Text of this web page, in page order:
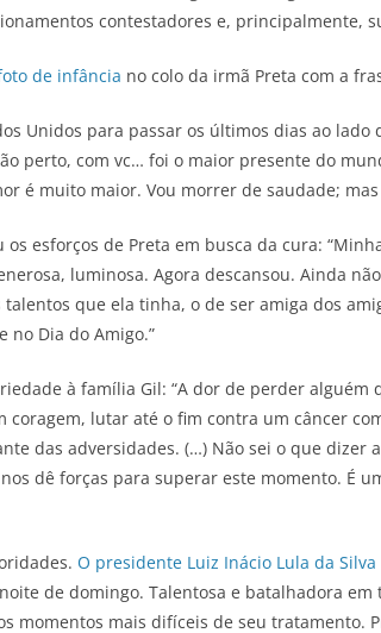
contestadores e, principalmente,
de infância no colo da irmã Preta com a
Unidos para passar os últimos dias ao lado
perto, com vc… foi o maior presente do
é muito maior. Vou morrer de saudade;
esforços de Preta em busca da cura:
luminosa. Agora descansou. Ainda
que ela tinha, o de ser amiga dos
no Dia do Amigo.”
à família Gil: “A dor de perder
coragem, lutar até o fim contra um câncer
das adversidades. (…) Não sei o que
dê forças para superar este momento. É
O presidente Luiz Inácio Lula da
de domingo. Talentosa e batalhadora
momentos mais difíceis de seu